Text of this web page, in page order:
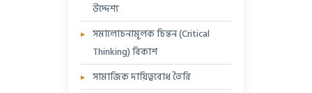
উদ্দেশ্য
সমালোচনামূলক চিন্তন (Critical
Thinking) বিকাশ
সামাজিক দায়িত্ববোধ তৈরি